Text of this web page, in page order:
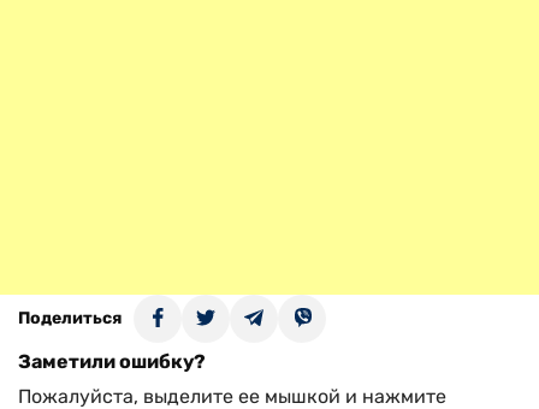
Поделиться
Заметили ошибку?
Пожалуйста, выделите ее мышкой и нажмите